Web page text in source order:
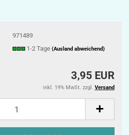
971489
1-2 Tage (Ausland abweichend)
3,95 EUR
inkl. 19% MwSt. zzgl. Versand